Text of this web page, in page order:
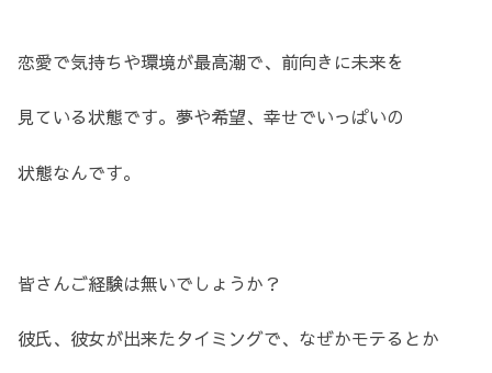
恋愛で気持ちや環境が最高潮で、前向きに未来を
見ている状態です。夢や希望、幸せでいっぱいの
状態なんです。
皆さんご経験は無いでしょうか？
彼氏、彼女が出来たタイミングで、なぜかモテるとか